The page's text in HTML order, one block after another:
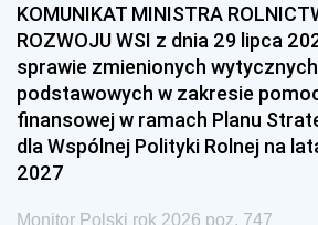
KOMUNIKAT MINISTRA
ROZWOJU WSI z dnia 29 lipca
sprawie zmienionych wytycznych
podstawowych w zakresie
finansowej w ramach Planu
dla Wspólnej Polityki Rolnej na
2027
Monitor Polski rok 2026 poz. 747